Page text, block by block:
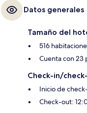
Datos generales
Tamaño del
516
Cuenta con 23
Check-in/
Inicio de
Check-out: